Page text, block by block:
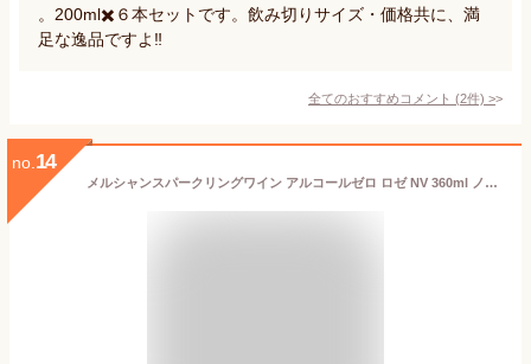
。200ml✖️６本セットです。飲み切りサイズ・価格共に、満
足な逸品ですよ‼️
全てのおすすめコメント (2件) >
no. 14
メルシャンスパークリングワイン アルコールゼロ ロゼ NV 360ml ノンアルコールワイン スパークリングワイン シャンパン 辛口 清涼飲料水 アルコール度数0.0％ ブドウジュース 長S 手土産 お祝い ワイン ギフト 敬老の日 ハロウィン